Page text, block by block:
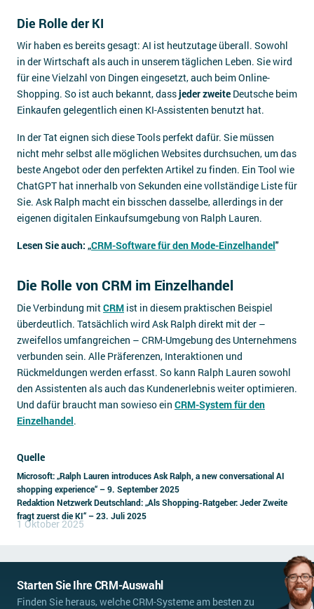
Die Rolle der KI
Wir haben es bereits gesagt: AI ist heutzutage überall. Sowohl
in der Wirtschaft als auch in unserem täglichen Leben. Sie wird
für eine Vielzahl von Dingen eingesetzt, auch beim Online-
Shopping. So ist auch bekannt, dassjeder zweite Deutsche beim
Einkaufen gelegentlich einen KI-Assistenten benutzt hat.
In der Tat eignen sich diese Tools perfekt dafür. Sie müssen
nicht mehr selbst alle möglichen Websites durchsuchen, um das
beste Angebot oder den perfekten Artikel zu finden. Ein Tool wie
ChatGPT hat innerhalb von Sekunden eine vollständige Liste für
Sie. Ask Ralph macht ein bisschen dasselbe, allerdings in der
eigenen digitalen Einkaufsumgebung von Ralph Lauren.
Lesen Sie auch: „CRM-Software für den Mode-Einzelhandel"
Die Rolle von CRM im Einzelhandel
Die Verbindung mitCRM ist in diesem praktischen Beispiel
überdeutlich. Tatsächlich wird Ask Ralph direkt mit der –
zweifellos umfangreichen – CRM-Umgebung des Unternehmens
verbunden sein. Alle Präferenzen, Interaktionen und
Rückmeldungen werden erfasst. So kann Ralph Lauren sowohl
den Assistenten als auch das Kundenerlebnis weiter optimieren.
Und dafür braucht man sowieso ein CRM-System für den
Einzelhandel.
Quelle
Microsoft: „Ralph Lauren introduces Ask Ralph, a new conversational AI
shopping experience“ – 9. September 2025
Redaktion Netzwerk Deutschland: „Als Shopping-Ratgeber: Jeder Zweite
fragt zuerst die KI“ – 23. Juli 2025
1 Oktober 2025
Starten Sie Ihre CRM-Auswahl
Finden Sie heraus, welche CRM-Systeme am besten zu